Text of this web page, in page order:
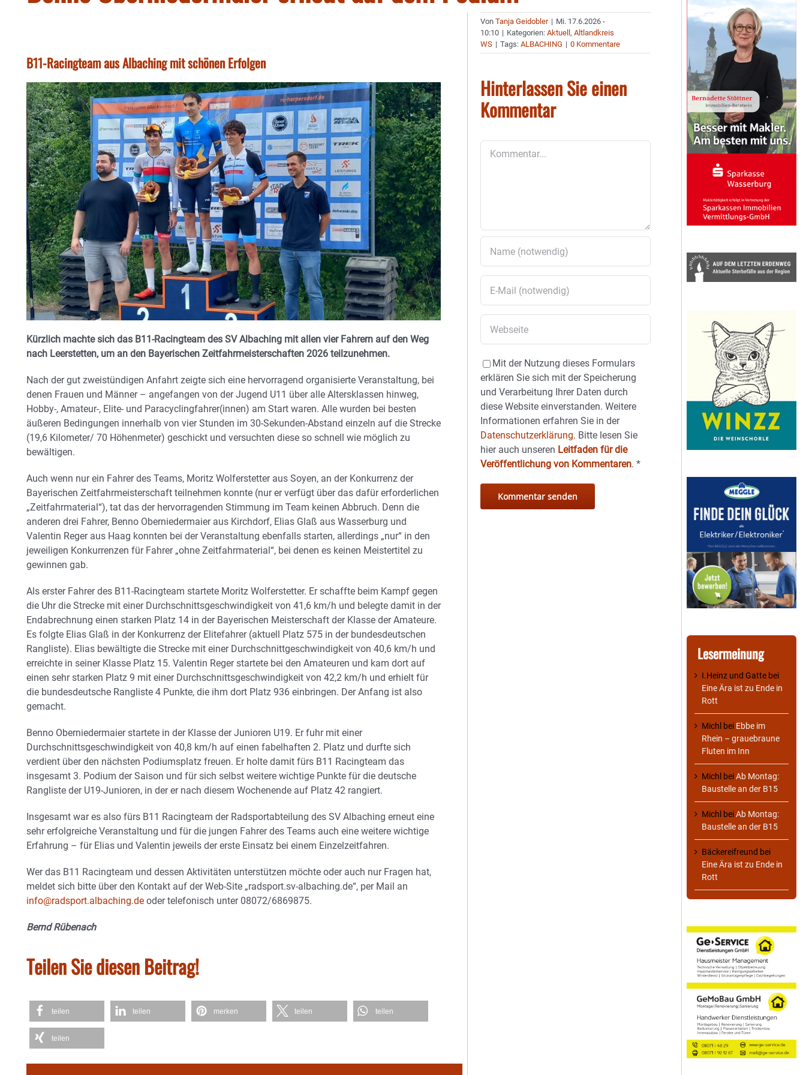
B11-Racingteam aus Albaching mit schönen Erfolgen
Kürzlich machte sich das B11-Racingteam des SV Albaching mit allen vier Fahrern auf den Weg
nach Leerstetten, um an den Bayerischen Zeitfahrmeisterschaften 2026 teilzunehmen.
Nach der gut zweistündigen Anfahrt zeigte sich eine hervorragend organisierte Veranstaltung, bei
denen Frauen und Männer – angefangen von der Jugend U11 über alle Altersklassen hinweg,
Hobby-, Amateur-, Elite- und Paracyclingfahrer(innen) am Start waren. Alle wurden bei besten
äußeren Bedingungen innerhalb von vier Stunden im 30-Sekunden-Abstand einzeln auf die Strecke
(19,6 Kilometer/ 70 Höhenmeter) geschickt und versuchten diese so schnell wie möglich zu
bewältigen.
Auch wenn nur ein Fahrer des Teams, Moritz Wolferstetter aus Soyen, an der Konkurrenz der
Bayerischen Zeitfahrmeisterschaft teilnehmen konnte (nur er verfügt über das dafür erforderlichen
„Zeitfahrmaterial“), tat das der hervorragenden Stimmung im Team keinen Abbruch. Denn die
anderen drei Fahrer, Benno Oberniedermaier aus Kirchdorf, Elias Glaß aus Wasserburg und
Valentin Reger aus Haag konnten bei der Veranstaltung ebenfalls starten, allerdings „nur“ in den
jeweiligen Konkurrenzen für Fahrer „ohne Zeitfahrmaterial“, bei denen es keinen Meistertitel zu
gewinnen gab.
Als erster Fahrer des B11-Racingteam startete Moritz Wolferstetter. Er schaffte beim Kampf gegen
die Uhr die Strecke mit einer Durchschnittsgeschwindigkeit von 41,6 km/h und belegte damit in der
Endabrechnung einen starken Platz 14 in der Bayerischen Meisterschaft der Klasse der Amateure.
Es folgte Elias Glaß in der Konkurrenz der Elitefahrer (aktuell Platz 575 in der bundesdeutschen
Rangliste). Elias bewältigte die Strecke mit einer Durchschnittgeschwindigkeit von 40,6 km/h und
erreichte in seiner Klasse Platz 15. Valentin Reger startete bei den Amateuren und kam dort auf
einen sehr starken Platz 9 mit einer Durchschnittsgeschwindigkeit von 42,2 km/h und erhielt für
die bundesdeutsche Rangliste 4 Punkte, die ihm dort Platz 936 einbringen. Der Anfang ist also
gemacht.
Benno Oberniedermaier startete in der Klasse der Junioren U19. Er fuhr mit einer
Durchschnittsgeschwindigkeit von 40,8 km/h auf einen fabelhaften 2. Platz und durfte sich
verdient über den nächsten Podiumsplatz freuen. Er holte damit fürs B11 Racingteam das
insgesamt 3. Podium der Saison und für sich selbst weitere wichtige Punkte für die deutsche
Rangliste der U19-Junioren, in der er nach diesem Wochenende auf Platz 42 rangiert.
Insgesamt war es also fürs B11 Racingteam der Radsportabteilung des SV Albaching erneut eine
sehr erfolgreiche Veranstaltung und für die jungen Fahrer des Teams auch eine weitere wichtige
Erfahrung – für Elias und Valentin jeweils der erste Einsatz bei einem Einzelzeitfahren.
Wer das B11 Racingteam und dessen Aktivitäten unterstützen möchte oder auch nur Fragen hat,
meldet sich bitte über den Kontakt auf der Web-Site „radsport.sv-albaching.de“, per Mail an
info@radsport.albaching.de oder telefonisch unter 08072/6869875.
Bernd Rübenach
Teilen Sie diesen Beitrag!
teilen teilen merken teilen teilen
teilen
VonTanja Geidobler | Mi. 17.6.2026 -
10:10 | Kategorien:Aktuell,Altlandkreis
WS | Tags:ALBACHING | 0 Kommentare
Hinterlassen Sie einen
Kommentar
Mit der Nutzung dieses Formulars
erklären Sie sich mit der Speicherung
und Verarbeitung Ihrer Daten durch
diese Website einverstanden. Weitere
Informationen erfahren Sie in der
Datenschutzerklärung. Bitte lesen Sie
hier auch unseren Leitfaden für die
Veröffentlichung von Kommentaren.*
Lesermeinung
I.Heinz und Gatte bei
Eine Ära ist zu Ende in
Rott
Michl bei Ebbe im
Rhein – grauebraune
Fluten im Inn
Michl beiAb Montag:
Baustelle an der B15
Michl beiAb Montag:
Baustelle an der B15
Bäckereifreund bei
Eine Ära ist zu Ende in
Rott